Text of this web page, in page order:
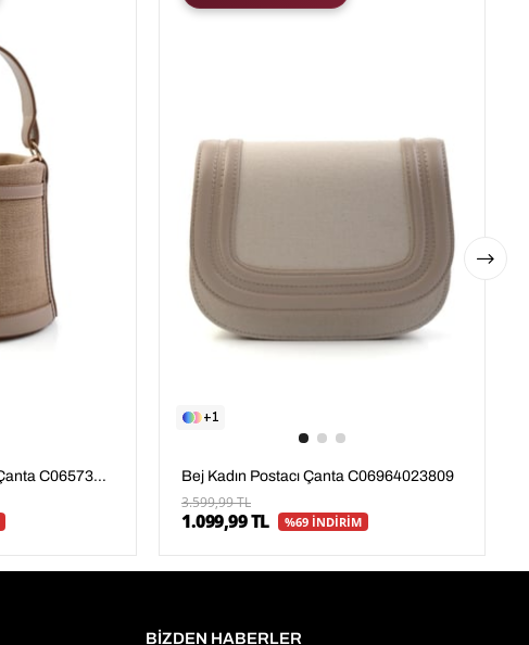
Bej Nude Kadın Postacı Çanta C06573060018
1
Bej Kadın Postacı Çanta C06964023809
3.599,99 TL
1.099,99 TL %69 İNDİRİM
BİZDEN HABERLER